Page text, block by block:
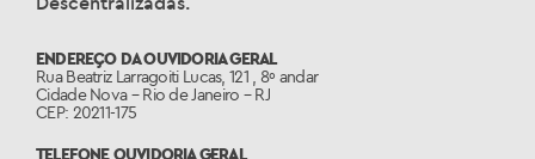
Descentralizadas.
ENDEREÇO DA OUVIDORIA GERAL
Rua Beatriz Larragoiti Lucas, 121 , 8º andar
Cidade Nova – Rio de Janeiro – RJ
CEP: 20211-175